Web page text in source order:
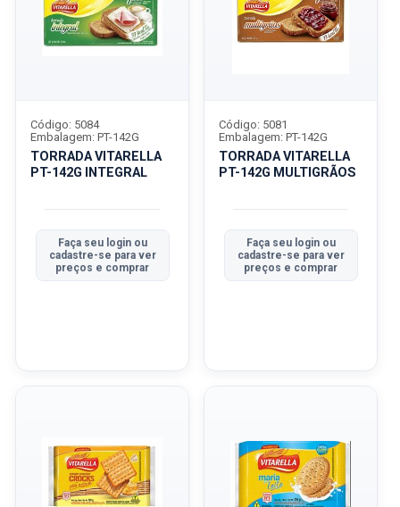
TORRADA VITARELLA
PT-142G INTEGRAL
Código: 5084
Embalagem: PT-142G
Faça seu login ou
cadastre-se para ver
preços e comprar
TORRADA VITARELLA
PT-142G MULTIGRÃOS
Código: 5081
Embalagem: PT-142G
Faça seu login ou
cadastre-se para ver
preços e comprar